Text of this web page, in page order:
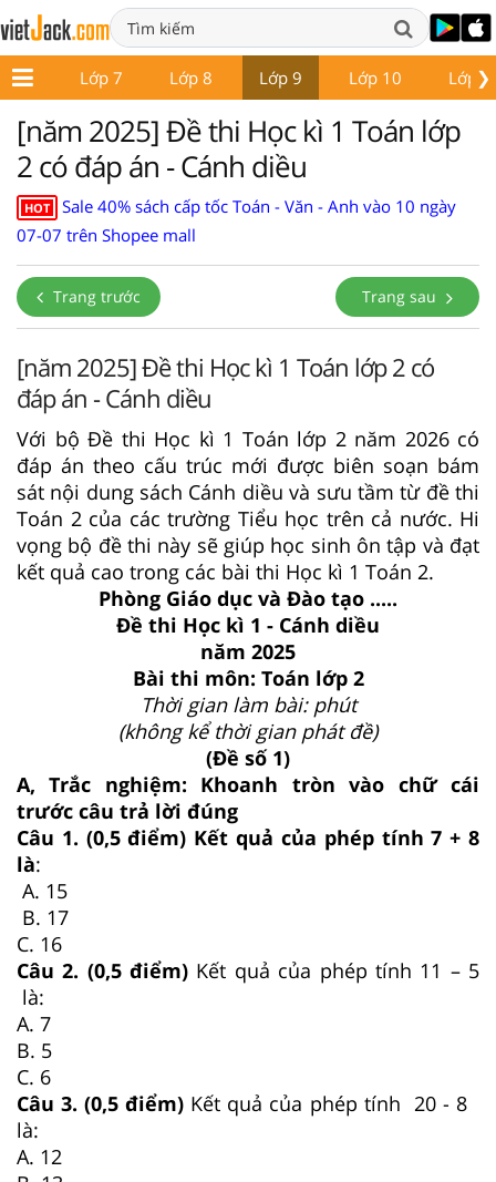
❯
6 Lớp 7 Lớp 8 Lớp 9 Lớp 10 Lớp
[năm 2025] Đề thi Học kì 1 Toán lớp
2 có đáp án - Cánh diều
HOT
Sale 40% sách cấp tốc Toán - Văn - Anh vào 10 ngày
07-07 trên Shopee mall
Trang trước Trang sau
[năm 2025] Đề thi Học kì 1 Toán lớp 2 có
đáp án - Cánh diều
Với bộ Đề thi Học kì 1 Toán lớp 2 năm 2026 có
đáp án theo cấu trúc mới được biên soạn bám
sát nội dung sách Cánh diều và sưu tầm từ đề thi
Toán 2 của các trường Tiểu học trên cả nước. Hi
vọng bộ đề thi này sẽ giúp học sinh ôn tập và đạt
kết quả cao trong các bài thi Học kì 1 Toán 2.
Phòng Giáo dục và Đào tạo .....
Đề thi Học kì 1 - Cánh diều
năm 2025
Bài thi môn: Toán lớp 2
Thời gian làm bài: phút
(không kể thời gian phát đề)
(Đề số 1)
A, Trắc nghiệm: Khoanh tròn vào chữ cái
trước câu trả lời đúng
Câu 1. (0,5 điểm) Kết quả của phép tính 7 + 8
là:
A. 15
B. 17
C. 16
Câu 2. (0,5 điểm) Kết quả của phép tính 11 – 5
là:
A. 7
B. 5
C. 6
Câu 3. (0,5 điểm) Kết quả của phép tính 20 - 8
là:
A. 12